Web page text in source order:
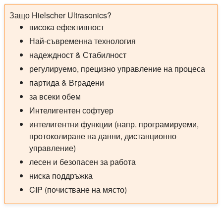
Защо Hielscher Ultrasonics?
висока ефективност
Най-съвременна технология
надеждност & Стабилност
регулируемо, прецизно управление на процеса
партида & Вградени
за всеки обем
Интелигентен софтуер
интелигентни функции (напр. програмируеми,
протоколиране на данни, дистанционно
управление)
лесен и безопасен за работа
ниска поддръжка
CIP (почистване на място)